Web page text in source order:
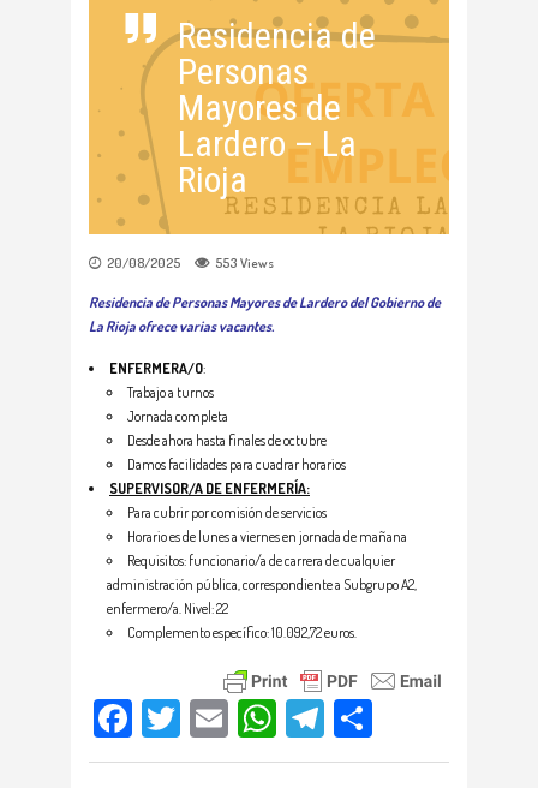
Residencia de
Personas
Mayores de
Lardero – La
Rioja
20/08/2025 553 Views
Residencia de Personas Mayores de Lardero del Gobierno de
La Rioja ofrece varias vacantes.
ENFERMERA/O:
Trabajo a turnos
Jornada completa
Desde ahora hasta finales de octubre
Damos facilidades para cuadrar horarios
SUPERVISOR/A DE ENFERMERÍA:
Para cubrir por comisión de servicios
Horario es de lunes a viernes en jornada de mañana
Requisitos: funcionario/a de carrera de cualquier
administración pública, correspondiente a Subgrupo A2,
enfermero/a. Nivel: 22
Complemento específico: 10.092,72 euros.
Facebook
TwitterEmailWhatsApp
Telegram